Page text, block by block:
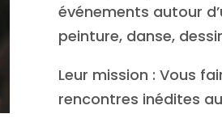
événements autour
peinture, danse,
Leur mission : Vous
rencontres inédites